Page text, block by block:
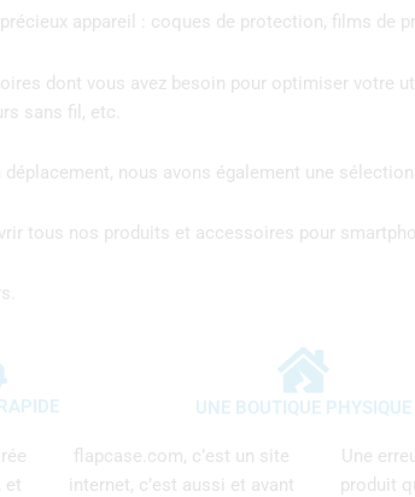
appareil : coques de protection, films de
dont vous avez besoin pour optimiser votre
sans fil, etc.
nous avons également une
tous nos produits et accessoires pour
UNE BOUTIQUE PHYSIQUE
et
flapcase.com, c’est un site
internet, c’est aussi et avant
Une
produit